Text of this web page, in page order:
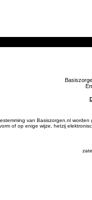
van Basiszorgen.nl
of op enige wijze, hetzij